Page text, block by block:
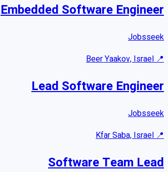
Embedded Software Engineer
Jobsseek
📍
Beer Yaakov, Israel
Lead Software Engineer
Jobsseek
📍
Kfar Saba, Israel
Software Team Lead